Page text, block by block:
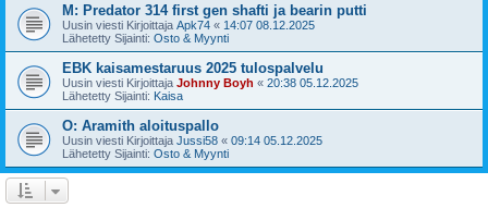
M: Predator 314 first gen shafti ja bearin putti
Uusin viesti Kirjoittaja Apk74 « 14:07 08.12.2025
Lähetetty Sijainti: Osto & Myynti
EBK kaisamestaruus 2025 tulospalvelu
Uusin viesti Kirjoittaja Johnny Boyh « 20:38 05.12.2025
Lähetetty Sijainti: Kaisa
O: Aramith aloituspallo
Uusin viesti Kirjoittaja Jussi58 « 09:14 05.12.2025
Lähetetty Sijainti: Osto & Myynti